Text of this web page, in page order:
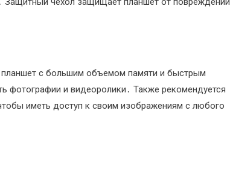
планшет с большим объемом памяти и быстрым
фотографии и видеоролики․ Также рекомендуется
иметь доступ к своим изображениям с любого